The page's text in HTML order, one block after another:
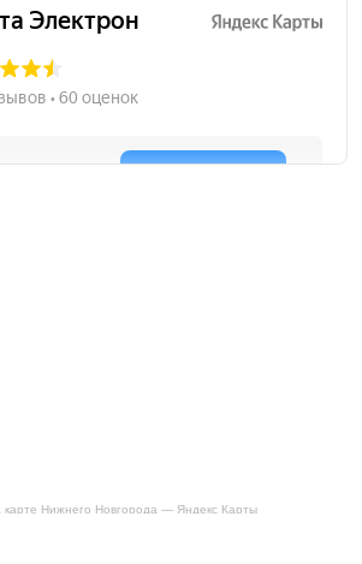
карте Нижнего Новгорода — Яндекс Карты